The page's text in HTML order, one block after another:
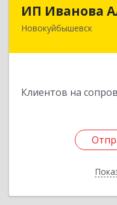
ИП Иванова
Новокуйбышевск
Клиентов на